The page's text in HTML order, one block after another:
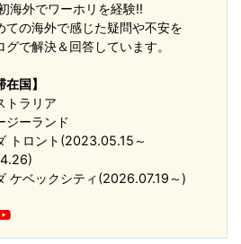
海外でワーホリを経験!!
ての海外で感じた疑問や不安を
グで解決＆回答しています。
在国】
トラリア
ジーランド
トロント(2023.05.15～
ケベックシティ(2026.07.19～)